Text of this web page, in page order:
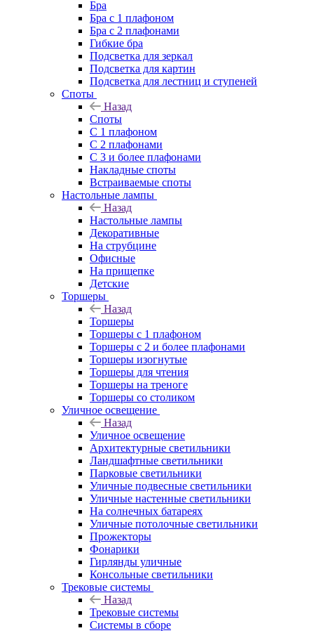
Бра
Бра с 1 плафоном
Бра с 2 плафонами
Гибкие бра
Подсветка для зеркал
Подсветка для картин
Подсветка для лестниц и ступеней
Споты
Назад
Споты
С 1 плафоном
С 2 плафонами
С 3 и более плафонами
Накладные споты
Встраиваемые споты
Настольные лампы
Назад
Настольные лампы
Декоративные
На струбцине
Офисные
На прищепке
Детские
Торшеры
Назад
Торшеры
Торшеры с 1 плафоном
Торшеры с 2 и более плафонами
Торшеры изогнутые
Торшеры для чтения
Торшеры на треноге
Торшеры со столиком
Уличное освещение
Назад
Уличное освещение
Архитектурные светильники
Ландшафтные светильники
Парковые светильники
Уличные подвесные светильники
Уличные настенные светильники
На солнечных батареях
Уличные потолочные светильники
Прожекторы
Фонарики
Гирлянды уличные
Консольные светильники
Трековые системы
Назад
Трековые системы
Системы в сборе